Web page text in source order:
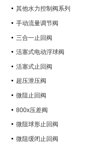
其他水力控制阀系列
手动流量调节阀
三合一止回阀
活塞式电动浮球阀
活塞式止回阀
超压泄压阀
微阻止回阀
800x压差阀
微阻球形止回阀
微阻缓闭止回阀